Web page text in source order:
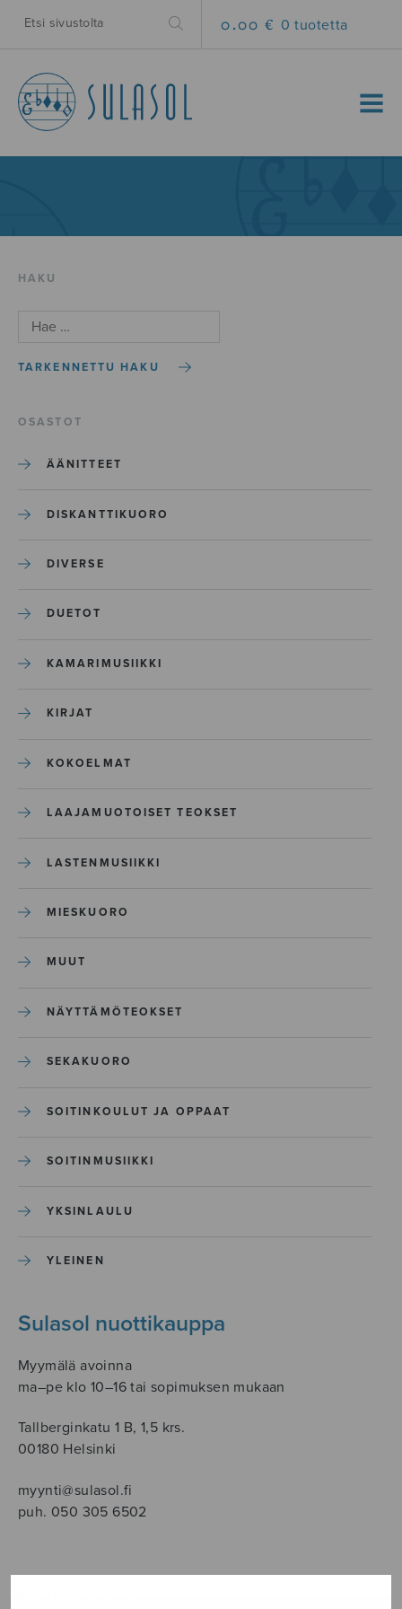
0.00 € 0 tuotetta
MENU
HAKU
TARKENNETTU HAKU
OSASTOT
ÄÄNITTEET
DISKANTTIKUORO
DIVERSE
DUETOT
KAMARIMUSIIKKI
KIRJAT
KOKOELMAT
LAAJAMUOTOISET TEOKSET
LASTENMUSIIKKI
MIESKUORO
MUUT
NÄYTTÄMÖTEOKSET
SEKAKUORO
SOITINKOULUT JA OPPAAT
SOITINMUSIIKKI
YKSINLAULU
YLEINEN
Sulasol nuottikauppa
Myymälä avoinna
ma–pe klo 10–16 tai sopimuksen mukaan
Tallberginkatu 1 B, 1,5 krs.
00180 Helsinki
myynti@sulasol.fi
puh. 050 305 6502